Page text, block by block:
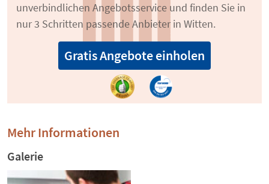
unverbindlichen Angebotsservice und finden Sie in
nur 3 Schritten passende Anbieter in Witten.
Gratis Angebote einholen
Mehr Informationen
Galerie